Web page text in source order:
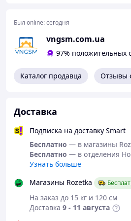
насадка позволяет точно
герметизацию.
Эластичность застывшего
высыхания B-7000 сохраняет
участках при деформации.
свои свойства при контакте с
Простота удаления остатков
без труда удаляются с
пятен и следов.
Высокая термостойкость:
широком температурном
+90°C, что делает его
разнообразных условиях
Области применения
Ремонт и обслуживание
Был online:сегодня
vngsm.com.ua
97% положительных
Каталог продавца Отзывы
Доставка
Подписка на доставку Smart
Бесплатно — в магазины
Бесплатно — в отделения
Узнать больше
Магазины Rozetka
На заказ до 15 кг и 120 см
Доставка 9 - 11 августа